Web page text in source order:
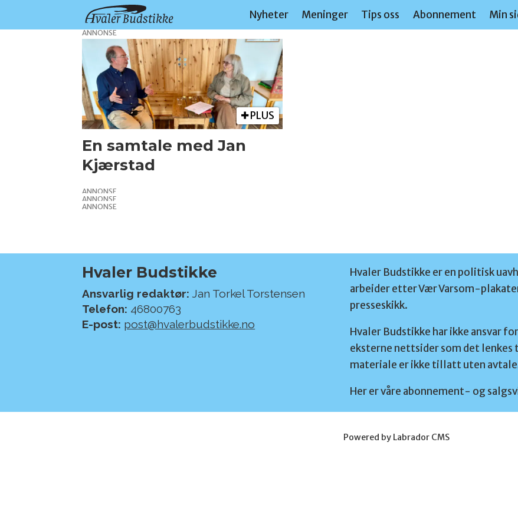
Nyheter Meninger Tips oss Abonnement Min
virginia
ANNONSE
PLUS
En samtale med Jan
Kjærstad
ANNONSE
ANNONSE
ANNONSE
Hvaler Budstikke
Ansvarlig redaktør: Jan Torkel Torstensen
Telefon: 46800763
E-post: post@hvalerbudstikke.no
Hvaler Budstikke er en politisk
arbeider etter Vær Varsom-
presseskikk.
Hvaler Budstikke har ikke ansvar
eksterne nettsider som det lenkes
materiale er ikke tillatt uten
Her er våre abonnement- og
Powered by Labrador CMS